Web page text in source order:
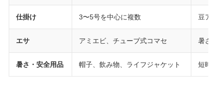
仕掛け 3〜5号を中心に複数 豆ア
エサ アミエビ、チューブ式コマセ 暑さ
暑さ・安全用品 帽子、飲み物、ライフジャケット 短時